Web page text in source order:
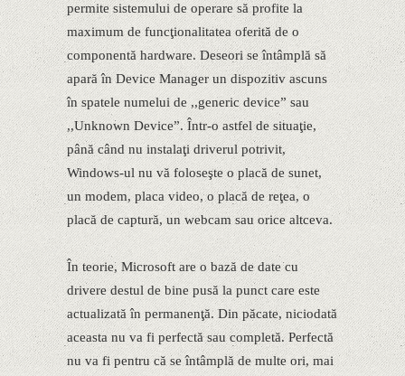
permite sistemului de operare să profite la
maximum de funcţionalitatea oferită de o
componentă hardware. Deseori se întâmplă să
apară în Device Manager un dispozitiv ascuns
în spatele numelui de ,,generic device” sau
,,Unknown Device”. Într-o astfel de situaţie,
până când nu instalaţi driverul potrivit,
Windows-ul nu vă foloseşte o placă de sunet,
un modem, placa video, o placă de reţea, o
placă de captură, un webcam sau orice altceva.
În teorie, Microsoft are o bază de date cu
drivere destul de bine pusă la punct care este
actualizată în permanenţă. Din păcate, niciodată
aceasta nu va fi perfectă sau completă. Perfectă
nu va fi pentru că se întâmplă de multe ori, mai